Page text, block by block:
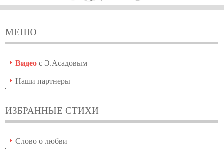
МЕНЮ
Видеос Э.Асадовым
Наши партнеры
ИЗБРАННЫЕ СТИХИ
Слово о любви